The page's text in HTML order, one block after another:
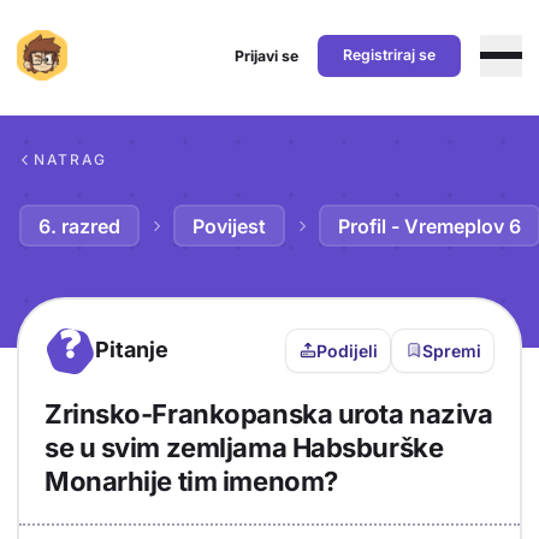
Prijavi se Registriraj se
NATRAG
6. razred Povijest Profil - Vremeplov 6
? Pitanje Podijeli Spremi
Zrinsko-Frankopanska urota naziva
se u svim zemljama Habsburške
Monarhije tim imenom?